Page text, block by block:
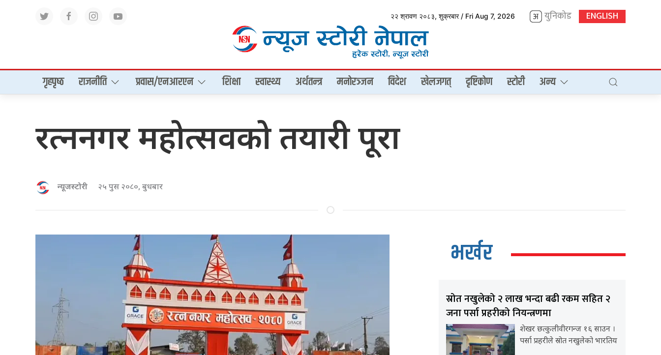
२२ श्रावण २०८३, शुक्रबार / Fri Aug 7, 2026 युनिकोड ENGLISH
गृहपृष्‍ठ राजनीति प्रवास/एनआरएन शिक्षा स्वास्थ्य अर्थतन्त्र मनोरञ्जन विदेश खेलजगत् दृष्टिकोण स्टोरी अन्य
रत्ननगर महोत्सवको तयारी पूरा
न्यूजस्टोरी २५ पुस २०८०, बुधबार
भर्खर
स्रोत नखुलेको २ लाख भन्दा बढी रकम सहित २
जना पर्सा प्रहरीको नियन्त्रणमा
शेखर छत्कुलीवीरगन्ज १६ साउन ।
पर्सा प्रहरीले स्रोत नखुलेको भारतिय